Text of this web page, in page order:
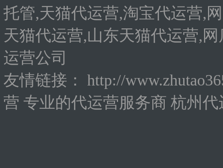
托管,天猫代运营,淘宝代运营,
天猫代运营,山东天猫代运营,
运营公司
友情链接：
http://
营 专业的代运营服务商 杭州代